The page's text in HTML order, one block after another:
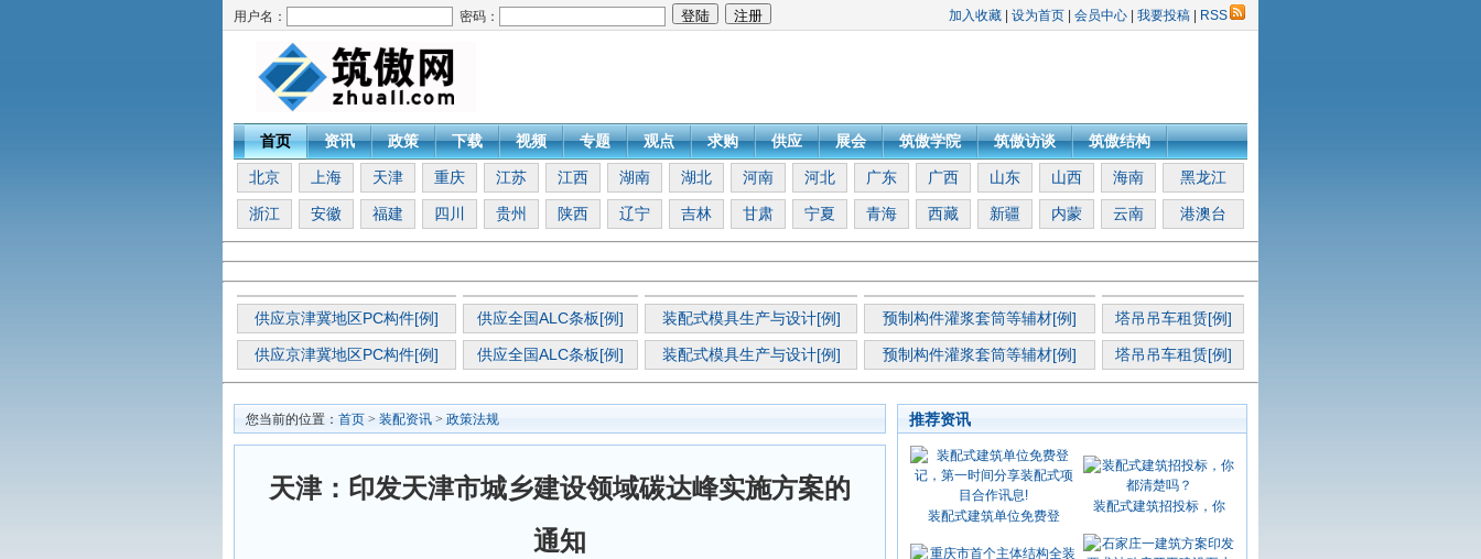
用户名： 密码： 加入收藏 设为首页 会员中心 我要投稿 RSS
首页 资讯 政策 下载 视频 专题 观点 求购 供应 展会 筑傲学院 筑傲访谈 筑傲结构
北京 上海 天津 重庆 江苏 江西 湖南 湖北 河南 河北 广东 广西 山东 山西 海南 黑龙江
浙江 安徽 福建 四川 贵州 陕西 辽宁 吉林 甘肃 宁夏 青海 西藏 新疆 内蒙 云南 港澳台
供应京津冀地区PC构件[例] 供应全国ALC条板[例] 装配式模具生产与设计[例] 预制构件灌浆套筒等辅材[例] 塔吊吊车租赁[例]
供应京津冀地区PC构件[例] 供应全国ALC条板[例] 装配式模具生产与设计[例] 预制构件灌浆套筒等辅材[例] 塔吊吊车租赁[例]
您当前的位置： 首页 > 装配资讯 > 政策法规
天津：印发天津市城乡建设领域碳达峰实施方案的
通知
推荐资讯
装配式建筑单位免费登
装配式建筑招投标，你